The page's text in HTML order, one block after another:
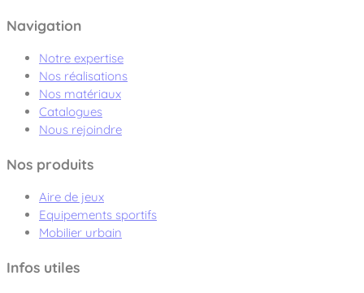
Navigation
Notre expertise
Nos réalisations
Nos matériaux
Catalogues
Nous rejoindre
Nos produits
Aire de jeux
Equipements sportifs
Mobilier urbain
Infos utiles